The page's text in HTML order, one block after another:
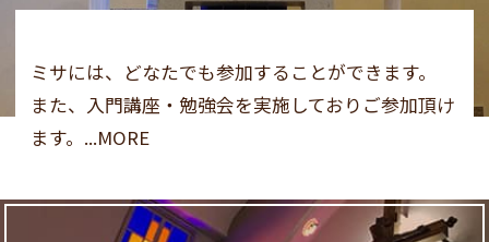
ミサには、どなたでも参加することができます。
また、入門講座・勉強会を実施しておりご参加頂け
ます。...MORE